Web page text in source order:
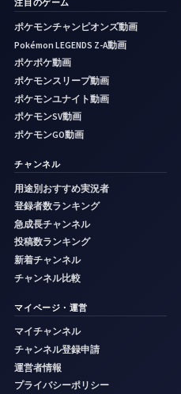
注目のゲーム
ポケモンチャンピオンズ動画
Pokémon LEGENDS Z-A動画
ポケポケ動画
ポケモンスリープ動画
ポケモンユナイト動画
ポケモンSV動画
ポケモンGO動画
チャンネル
用途別おすすめ実況者
登録者数ランキング
急成長チャンネル
投稿数ランキング
新着チャンネル
チャンネル比較
マイページ・運営
マイチャンネル
チャンネル登録申請
運営者情報
プライバシーポリシー